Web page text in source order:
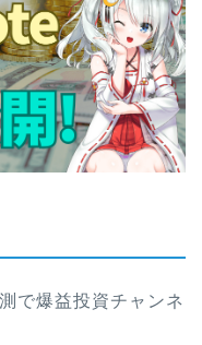
で爆益投資チャンネ